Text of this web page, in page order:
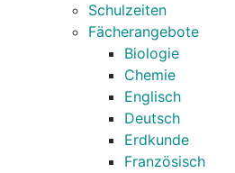
Schulzeiten
Fächerangebote
Biologie
Chemie
Englisch
Deutsch
Erdkunde
Französisch